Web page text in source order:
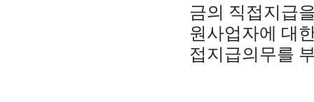
금의 직접지급
원사업자에 대
접지급의무를